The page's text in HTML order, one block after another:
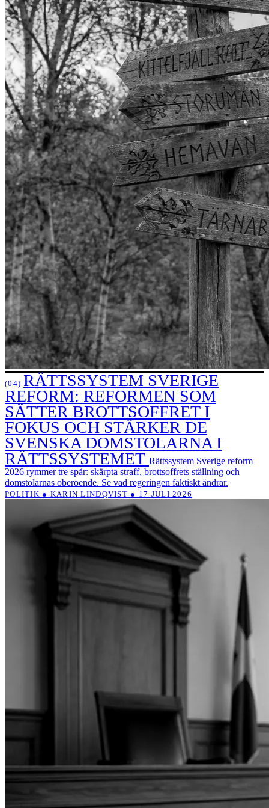
(04) RÄTTSSYSTEM SVERIGE
REFORM: REFORMEN SOM
SÄTTER BROTTSOFFRET I
FOKUS OCH STÄRKER DE
SVENSKA DOMSTOLARNA I
RÄTTSSYSTEMET Rättssystem Sverige reform
2026 rymmer tre spår: skärpta straff, brottsoffrets ställning och
domstolarnas oberoende. Se vad regeringen faktiskt ändrar.
POLITIK ● KARIN LINDQVIST ● 17 JULI 2026